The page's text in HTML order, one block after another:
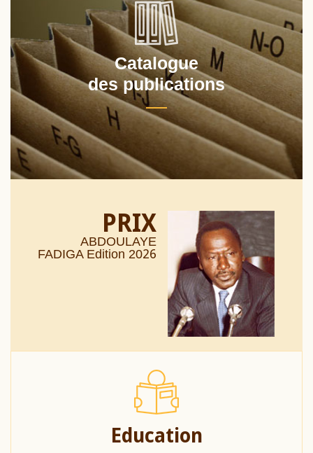
Catalogue
des publications
PRIX
ABDOULAYE
FADIGA Edition 2026
Education